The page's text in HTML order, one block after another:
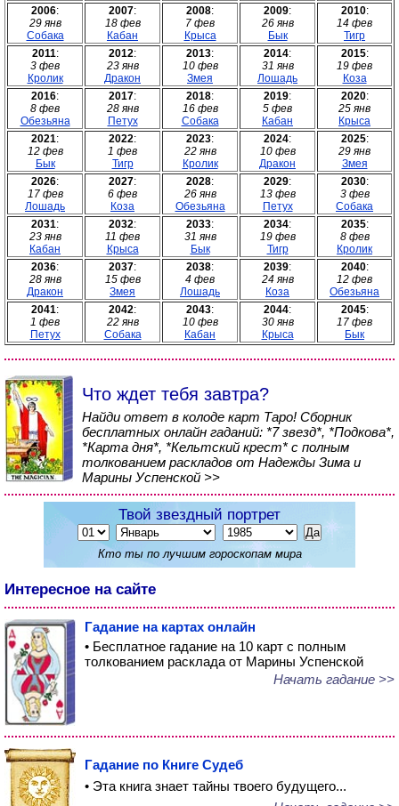
2006:
29 янв
Собака
2007:
18 фев
Кабан
2008:
7 фев
Крыса
2009:
26 янв
Бык
2010:
14 фев
Тигр
2011:
3 фев
Кролик
2012:
23 янв
Дракон
2013:
10 фев
Змея
2014:
31 янв
Лошадь
2015:
19 фев
Коза
2016:
8 фев
Обезьяна
2017:
28 янв
Петух
2018:
16 фев
Собака
2019:
5 фев
Кабан
2020:
25 янв
Крыса
2021:
12 фев
Бык
2022:
1 фев
Тигр
2023:
22 янв
Кролик
2024:
10 фев
Дракон
2025:
29 янв
Змея
2026:
17 фев
Лошадь
2027:
6 фев
Коза
2028:
26 янв
Обезьяна
2029:
13 фев
Петух
2030:
3 фев
Собака
2031:
23 янв
Кабан
2032:
11 фев
Крыса
2033:
31 янв
Бык
2034:
19 фев
Тигр
2035:
8 фев
Кролик
2036:
28 янв
Дракон
2037:
15 фев
Змея
2038:
4 фев
Лошадь
2039:
24 янв
Коза
2040:
12 фев
Обезьяна
2041:
1 фев
Петух
2042:
22 янв
Собака
2043:
10 фев
Кабан
2044:
30 янв
Крыса
2045:
17 фев
Бык
Что ждет тебя завтра?
Найди ответ в колоде карт Таро! Сборник
бесплатных онлайн гаданий: *7 звезд*, *Подкова*,
*Карта дня*, *Кельтский крест* с полным
толкованием раскладов от Надежды Зима и
Марины Успенской >>
Твой звездный портрет
Кто ты по лучшим гороскопам мира
Интересное на сайте
Гадание на картах онлайн
• Бесплатное гадание на 10 карт с полным
толкованием расклада от Марины Успенской
Начать гадание >>
Гадание по Книге Судеб
• Эта книга знает тайны твоего будущего...